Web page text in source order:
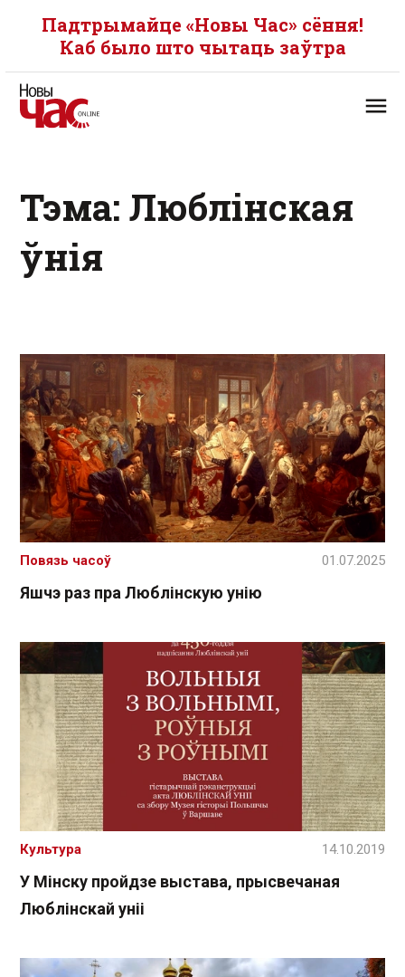
Падтрымайце «Новы Час» сёння!
Каб было што чытаць заўтра
Тэма: Люблінская
ўнія
Яшчэ раз пра Люблінскую унію
Повязь часоў 01.07.2025
У Мінску пройдзе выстава, прысвечаная
Люблінскай уніі
Культура 14.10.2019